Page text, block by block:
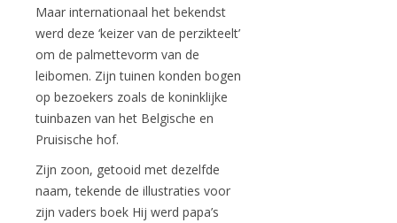
Maar internationaal het bekendst
werd deze ‘keizer van de perzikteelt’
om de palmettevorm van de
leibomen. Zijn tuinen konden bogen
op bezoekers zoals de koninklijke
tuinbazen van het Belgische en
Pruisische hof.
Zijn zoon, getooid met dezelfde
naam, tekende de illustraties voor
zijn vaders boek Hij werd papa’s